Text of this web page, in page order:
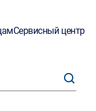
Сервисный центр